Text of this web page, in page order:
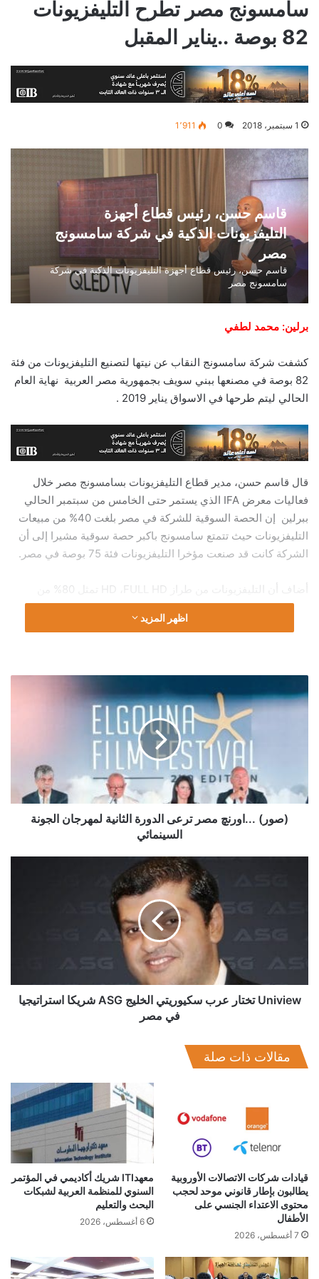
سامسونج مصر تطرح التليفزيونات
82 بوصة ..يناير المقبل
1 سبتمبر، 2018 0 1٬911
قاسم حسن، رئيس قطاع أجهزة
التليفزيونات الذكية في شركة سامسونج
مصر
قاسم حسن، رئيس قطاع أجهزة التليفزيونات الذكية في شركة
سامسونج مصر
برلين: محمد لطفي
كشفت شركة سامسونج النقاب عن نيتها لتصنيع التليفزيونات من فئة
82 بوصة في مصنعها ببني سويف بجمهورية مصر العربية نهاية العام
الحالي ليتم طرحها في الاسواق يناير 2019 .
قال قاسم حسن، مدير قطاع التليفزيونات بسامسونج مصر خلال
فعاليات معرض IFA الذي يستمر حتى الخامس من سبتمبر الحالي
ببرلين إن الحصة السوقية للشركة في مصر بلغت 40% من مبيعات
التليفزيونات حيث تتمتع سامسونج باكبر حصة سوقية مشيرا إلى أن
الشركة كانت قد صنعت مؤخرا التليفزيونات فئة 75 بوصة في مصر.
أضاف أن التليفزيونات من طراز HD ،FULL HD تمثل 80% من
مبيعات الشركة والسنبة الباقية من التليفيونات UHD بينما تمثل
خاصة وأن عدد العاملين في المصنع بلغ اليوم 1500 موظف وتمتلك
الشركة اكثر من 55 مركزا للمبيعات والدعم الفني .
وأوضح أن الشركة مستمرة في دعمها للموزعين من خلال دورات
تدريبية مكثفة لزيادة وعيهم وتدريبهم على التقنيات الحديثة .
بني سويف سامسونج
اظهر المزيد
...اورنچ
مصر
الجونة
السينمائي
(صور) ...اورنچ مصر ترعى الدورة الثانية لمهرجان الجونة
السينمائي
استراتيجيا
في
مصر
Uniview تختار عرب سكيوريتي الخليج ASG شريكا استراتيجيا
في مصر
مقالات ذات صلة
قيادات شركات الاتصالات الأوروبية
يطالبون بإطار قانوني موحد لحجب
محتوى الاعتداء الجنسي على
الأطفال
7 أغسطس، 2026
معهدITI شريك أكاديمي في المؤتمر
السنوي للمنظمة العربية لشبكات
البحث والتعليم
6 أغسطس، 2026